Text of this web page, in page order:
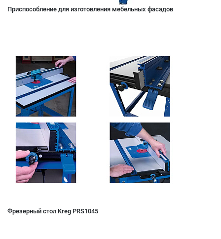
Приспособление для изготовления мебельных фасадов
Фрезерный стол Kreg PRS1045